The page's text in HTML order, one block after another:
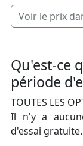
Voir le prix
Qu'est-ce
période
TOUTES LES
Il n'y a
d'essai gratuite.